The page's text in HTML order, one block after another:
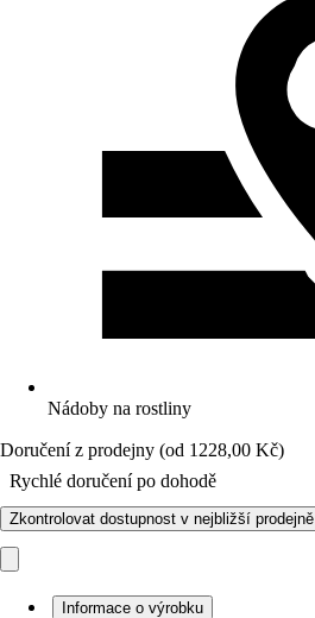
Nádoby na rostliny
Doručení z prodejny (od 1228,00 Kč)
Rychlé doručení po dohodě
Zkontrolovat dostupnost v nejbližší prodejně
Informace o výrobku